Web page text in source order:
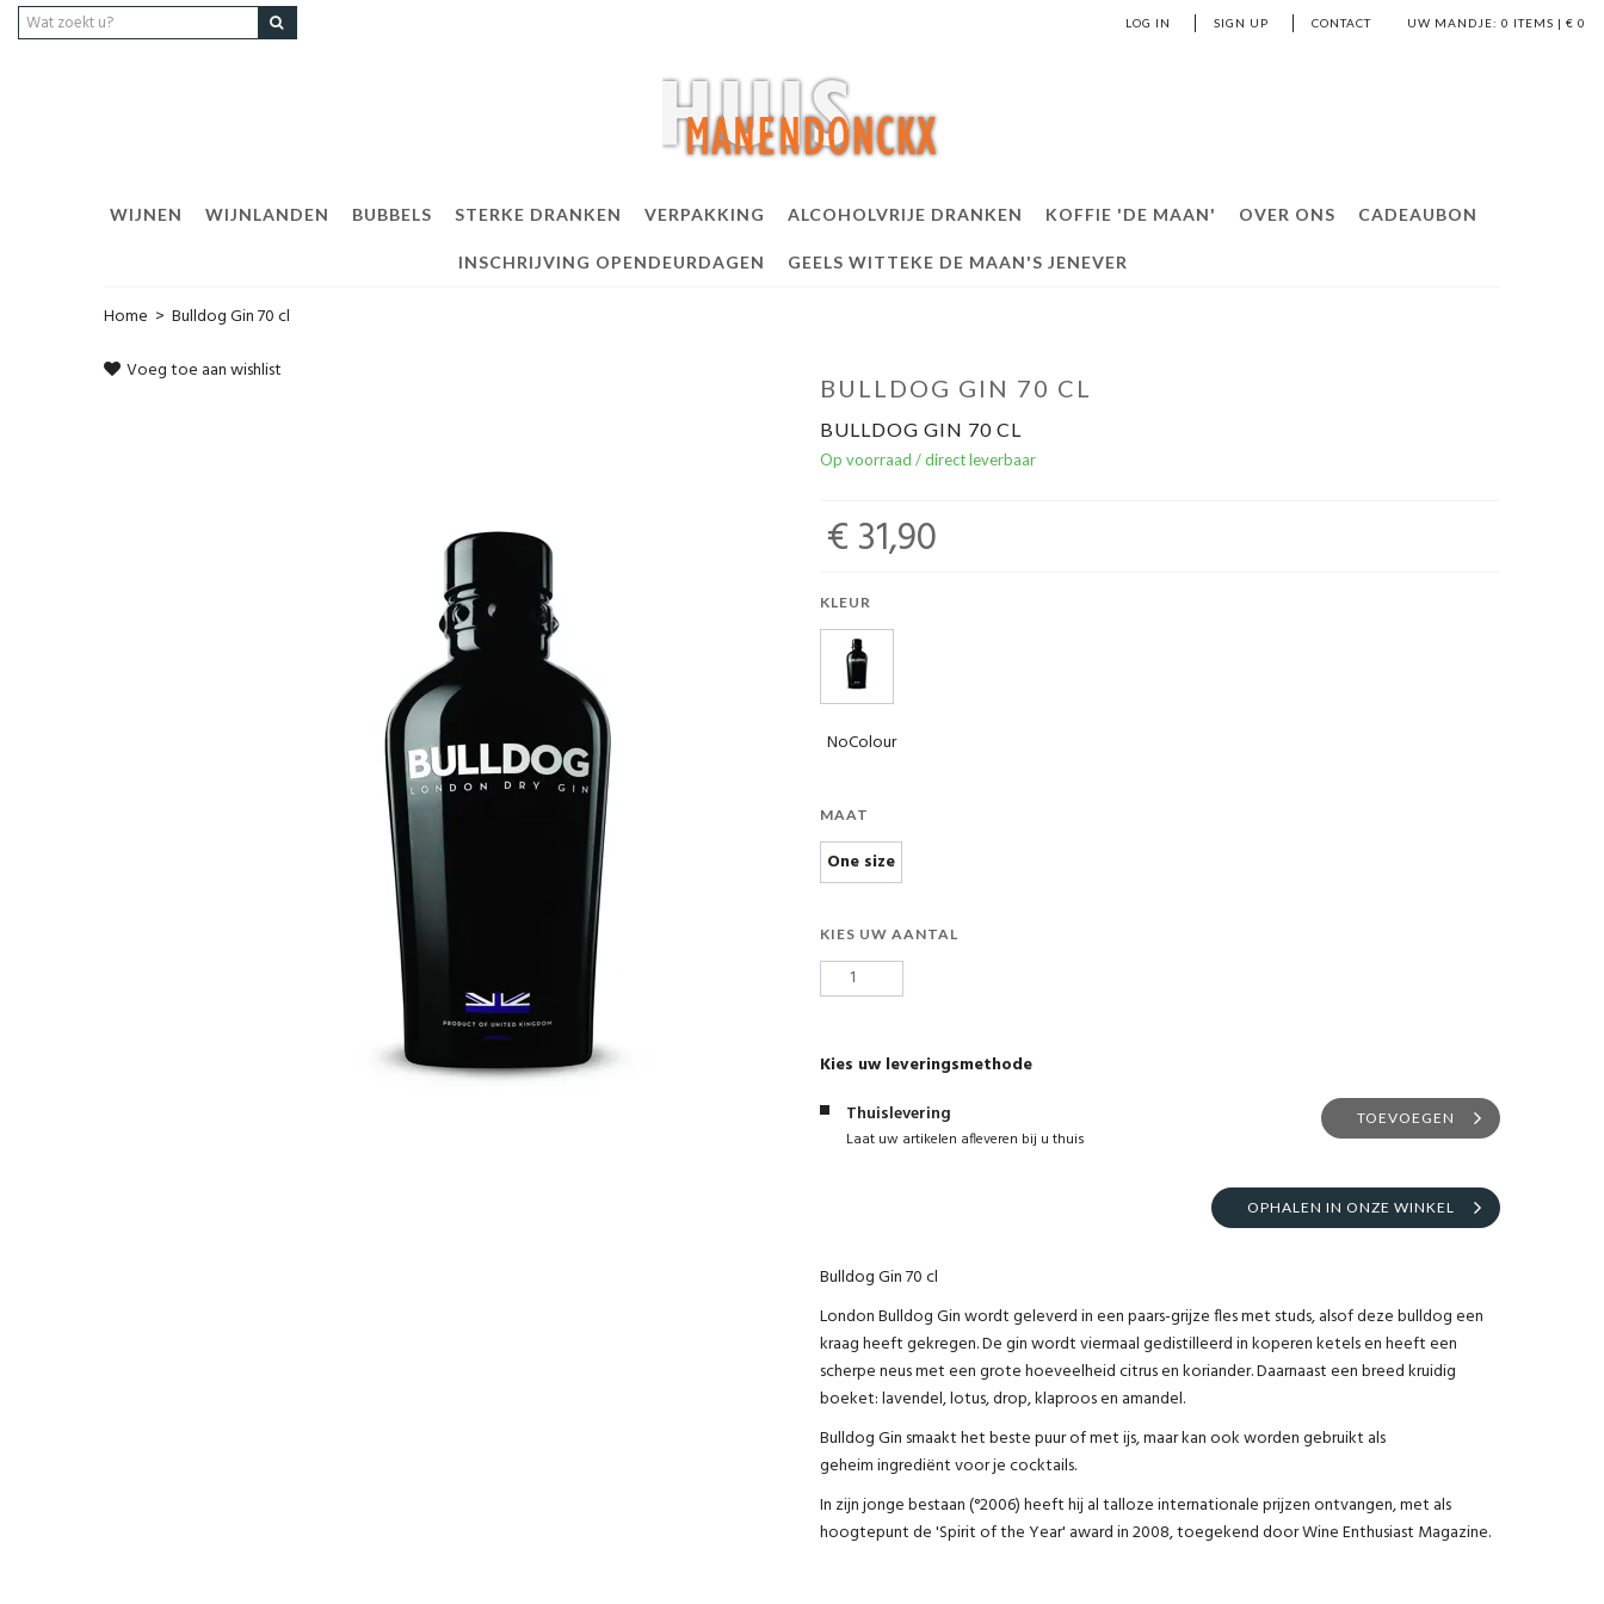
UW MANDJE: 0 ITEMS | € 0
LOG IN SIGN UP CONTACT
WIJNEN WIJNLANDEN BUBBELS STERKE DRANKEN VERPAKKING ALCOHOLVRIJE DRANKEN KOFFIE 'DE MAAN' OVER ONS CADEAUBON
INSCHRIJVING OPENDEURDAGEN GEELS WITTEKE DE MAAN'S JENEVER
Home > Bulldog Gin 70 cl
Voeg toe aan wishlist
BULLDOG GIN 70 CL
BULLDOG GIN 70 CL
Op voorraad / direct leverbaar
€ 31,90
KLEUR
NoColour
MAAT
One size
KIES UW AANTAL
Kies uw leveringsmethode
Thuislevering
Laat uw artikelen afleveren bij u thuis
TOEVOEGEN
OPHALEN IN ONZE WINKEL
Bulldog Gin 70 cl
London Bulldog Gin wordt geleverd in een paars-grijze fles met studs, alsof deze bulldog een
kraag heeft gekregen. De gin wordt viermaal gedistilleerd in koperen ketels en heeft een
scherpe neus met een grote hoeveelheid citrus en koriander. Daarnaast een breed kruidig
boeket: lavendel, lotus, drop, klaproos en amandel.
Bulldog Gin smaakt het beste puur of met ijs, maar kan ook worden gebruikt als
geheim ingrediënt voor je cocktails.
In zijn jonge bestaan (°2006) heeft hij al talloze internationale prijzen ontvangen, met als
hoogtepunt de 'Spirit of the Year' award in 2008, toegekend door Wine Enthusiast Magazine.